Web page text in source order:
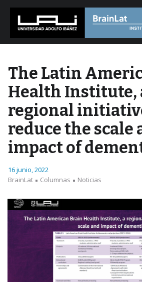
The Latin
Health Institute,
regional
reduce the scale
impact of
16 junio, 2022
BrainLat
Columnas Noticias